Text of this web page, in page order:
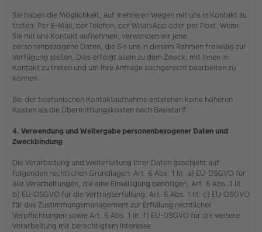
Sie haben die Möglichkeit, auf mehreren Wegen mit uns in Kontakt zu
treten: Per E-Mail, per Telefon, per WhatsApp oder per Post. Wenn
Sie mit uns Kontakt aufnehmen, verwenden wir jene
personenbezogene Daten, die Sie uns in diesem Rahmen freiwillig zur
Verfügung stellen. Dies erfolgt allein zu dem Zweck, mit Ihnen in
Kontakt zu treten und um Ihre Anfrage sachgerecht bearbeiten zu
können.
Bei der telefonischen Kontaktaufnahme entstehen keine höheren
Kosten als die Übermittlungskosten nach Basistarif.
4. Verwendung und Weitergabe personenbezogener Daten und
Zweckbindung
Die Verarbeitung und Weiterleitung Ihrer Daten geschieht auf
folgenden rechtlichen Grundlagen: Art. 6 Abs. 1 lit. a) EU-DSGVO für
alle Verarbeitungen, die eine Einwilligung benötigen, Art. 6 Abs. 1 lit.
b) EU-DSGVO für die Vertragserfüllung, Art. 6 Abs. 1 lit. c) EU-DSGVO
für das Zustimmungsmanagement zur Erfüllung rechtlicher
Verpflichtungen sowie Art. 6 Abs. 1 lit. f) EU-DSGVO für die weitere
Verarbeitung mit berechtigtem Interesse.